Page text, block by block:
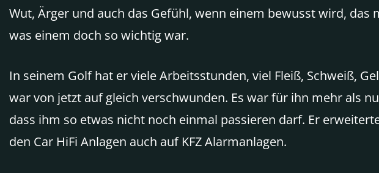
Wut, Ärger und auch das Gefühl, wenn einem bewusst wird,
was einem doch so wichtig war.
In seinem Golf hat er viele Arbeitsstunden, viel Fleiß, Schweiß,
war von jetzt auf gleich verschwunden. Es war für ihn mehr als
dass ihm so etwas nicht noch einmal passieren darf. Er
den Car HiFi Anlagen auch auf KFZ Alarmanlagen.